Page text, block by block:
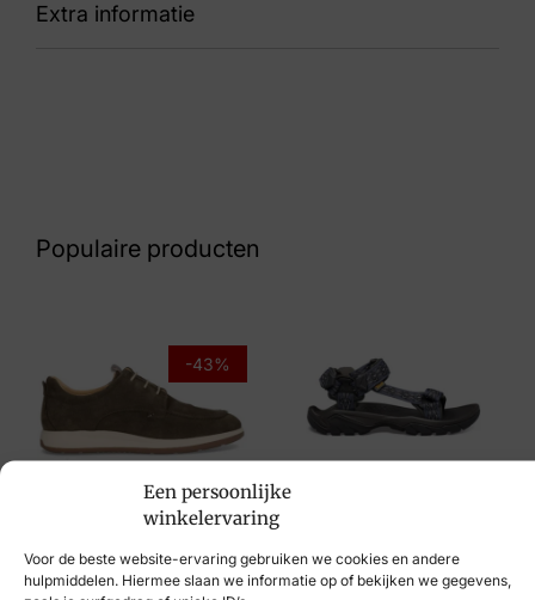
Een persoonlijke
winkelervaring
Voor de beste website-ervaring gebruiken we cookies en andere
hulpmiddelen. Hiermee slaan we informatie op of bekijken we gegevens,
86
Extra informatie
Skechers
Artikelnummer
237215/BBK
Populaire producten
-43%
€139,95€79,95